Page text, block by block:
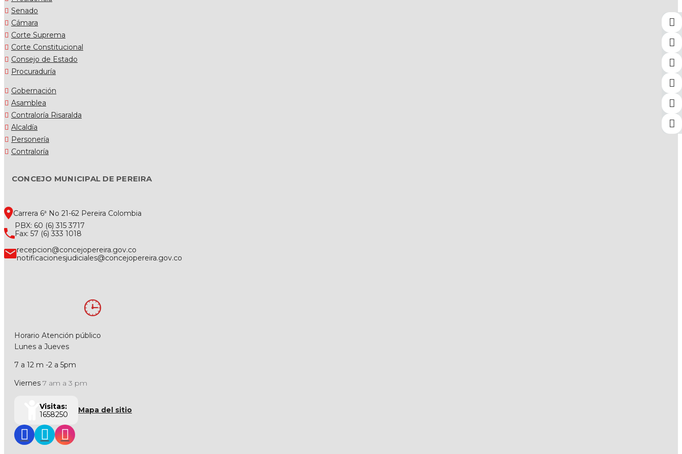
Senado
Cámara
Corte Suprema
Corte Constitucional
Consejo de Estado
Procuraduría
Gobernación
Asamblea
Contraloría Risaralda
Alcaldía
Personería
Contraloría
CONCEJO MUNICIPAL DE PEREIRA
Carrera 6ª No 21-62 Pereira Colombia
PBX: 60 (6) 315 3717
Fax: 57 (6) 333 1018
recepcion@concejopereira.gov.co
notificacionesjudiciales@concejopereira.gov.co
Horario Atención público
Lunes a Jueves
7 a 12 m -2 a 5pm
Viernes 7 am a 3 pm
Visitas:
1658250
Mapa del sitio